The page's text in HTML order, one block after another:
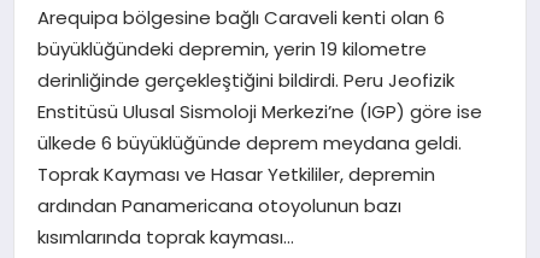
MAGAZIN
SAĞLIK
TEKNOLOJI
Arequipa bölgesine bağlı Caraveli kenti olan 6
büyüklüğündeki depremin, yerin 19 kilometre
derinliğinde gerçekleştiğini bildirdi. Peru Jeofizik
Enstitüsü Ulusal Sismoloji Merkezi’ne (IGP) göre ise
ülkede 6 büyüklüğünde deprem meydana geldi.
Toprak Kayması ve Hasar Yetkililer, depremin
ardından Panamericana otoyolunun bazı
kısımlarında toprak kayması…